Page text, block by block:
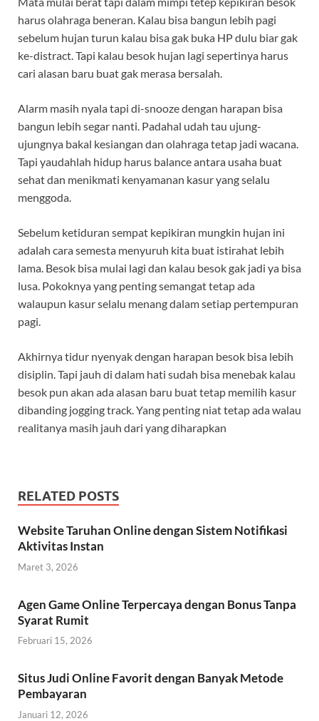
harus olahraga beneran. Kalau bisa bangun lebih pagi
sebelum hujan turun kalau bisa gak buka HP dulu biar gak
ke-distract. Tapi kalau besok hujan lagi sepertinya harus
cari alasan baru buat gak merasa bersalah.
Alarm masih nyala tapi di-snooze dengan harapan bisa
bangun lebih segar nanti. Padahal udah tau ujung-
ujungnya bakal kesiangan dan olahraga tetap jadi wacana.
Tapi yaudahlah hidup harus balance antara usaha buat
sehat dan menikmati kenyamanan kasur yang selalu
menggoda.
Sebelum ketiduran sempat kepikiran mungkin hujan ini
adalah cara semesta menyuruh kita buat istirahat lebih
lama. Besok bisa mulai lagi dan kalau besok gak jadi ya bisa
lusa. Pokoknya yang penting semangat tetap ada
walaupun kasur selalu menang dalam setiap pertempuran
pagi.
Akhirnya tidur nyenyak dengan harapan besok bisa lebih
disiplin. Tapi jauh di dalam hati sudah bisa menebak kalau
besok pun akan ada alasan baru buat tetap memilih kasur
dibanding jogging track. Yang penting niat tetap ada walau
realitanya masih jauh dari yang diharapkan
RELATED POSTS
Website Taruhan Online dengan Sistem Notifikasi
Aktivitas Instan
Maret 3, 2026
Agen Game Online Terpercaya dengan Bonus Tanpa
Syarat Rumit
Februari 15, 2026
Situs Judi Online Favorit dengan Banyak Metode
Pembayaran
Januari 12, 2026